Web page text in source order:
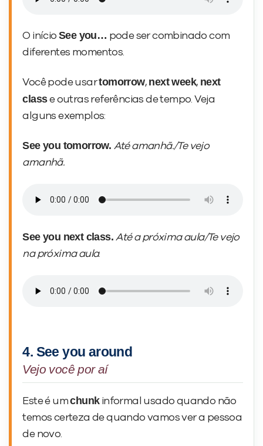
O início See you… pode ser combinado com
diferentes momentos.
Você pode usartomorrow, next week, next
classe outras referências de tempo. Veja
alguns exemplos:
See you tomorrow. Até amanhã./Te vejo
amanhã.
See you next class. Até a próxima aula/Te vejo
na próxima aula.
4. See you around
Vejo você por aí
Este é umchunkinformal usado quando não
temos certeza de quando vamos ver a pessoa
de novo.